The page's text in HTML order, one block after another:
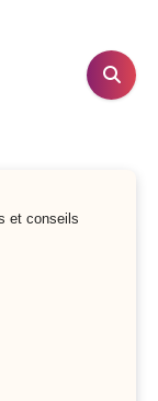
et conseils